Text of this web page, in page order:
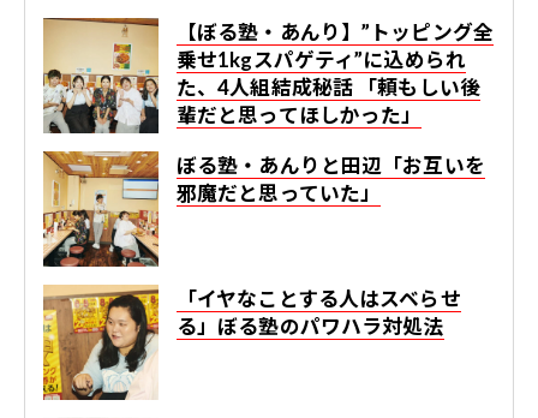
【ぼる塾・あんり】”トッピング全
乗せ1kgスパゲティ”に込められ
た、4人組結成秘話 「頼もしい後
輩だと思ってほしかった」
ぼる塾・あんりと田辺「お互いを
邪魔だと思っていた」
「イヤなことする人はスベらせ
る」ぼる塾のパワハラ対処法